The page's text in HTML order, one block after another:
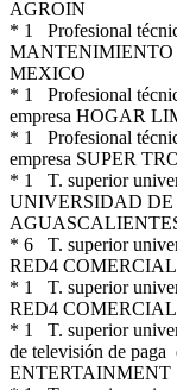
AGROIN
* 1 Profesional
MANTENIMIENTO
MEXICO
* 1 Profesional
empresa HOGAR
* 1 Profesional
empresa SUPER
* 1 T. superior
UNIVERSIDAD
* 6 T. superior
RED4
* 1 T. superior
RED4
* 1 T. superior
de televisión de
ENTERTAINMENT